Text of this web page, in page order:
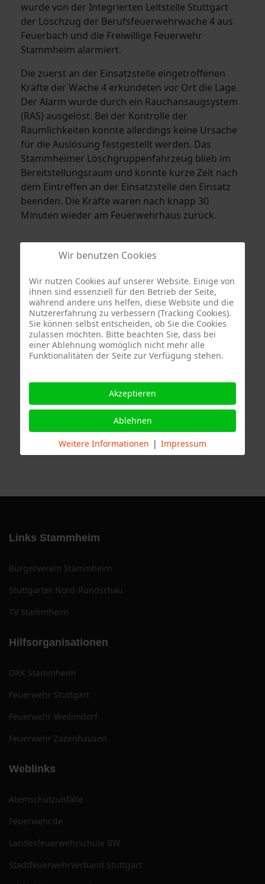
wurde von der Integrierten Leitstelle Stuttgart
der Löschzug der Berufsfeuerwehrwache 4 aus
Feuerbach und die Freiwillige Feuerwehr
Stammheim alarmiert.
Die zuerst an der Einsatzstelle eingetroffenen
Kräfte der Wache 4 erkundeten vor Ort die Lage.
Der Alarm wurde durch ein Rauchansaugsystem
(RAS) ausgelöst. Bei der Kontrolle der
Räumlichkeiten konnte allerdings keine Ursache
für die Auslösung festgestellt werden. Das
Stammheimer Löschgruppenfahrzeug blieb im
Bereitstellungsraum und konnte kurze Zeit nach
dem Eintreffen an der Einsatzstelle den Einsatz
beenden. Die Kräfte waren nach knapp 30
Minuten wieder am Feuerwehrhaus zurück.
Termine
Links Stammheim
Bürgerverein Stammheim
Stuttgarter Nord-Rundschau
TV Stammheim
Hilfsorganisationen
DRK Stammheim
Feuerwehr Stuttgart
Feuerwehr Weilimdorf
Feuerwehr Zazenhausen
Weblinks
Atemschutzunfälle
Feuerwehr.de
Landesfeuerwehrschule BW
Stadtfeuerwehrverband Stuttgart
Wir benutzen Cookies
Wir nutzen Cookies auf unserer Website. Einige von
ihnen sind essenziell für den Betrieb der Seite,
während andere uns helfen, diese Website und die
Nutzererfahrung zu verbessern (Tracking Cookies).
Sie können selbst entscheiden, ob Sie die Cookies
zulassen möchten. Bitte beachten Sie, dass bei
einer Ablehnung womöglich nicht mehr alle
Funktionalitäten der Seite zur Verfügung stehen.
Akzeptieren
Ablehnen
Weitere Informationen | Impressum